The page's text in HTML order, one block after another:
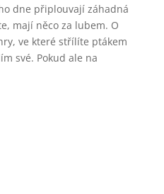
dne připlouvají záhadná
mají něco za lubem. O
ve které střílíte ptákem
své. Pokud ale na